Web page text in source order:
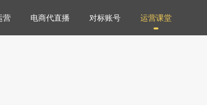
营 电商代直播 对标账号 运营课堂